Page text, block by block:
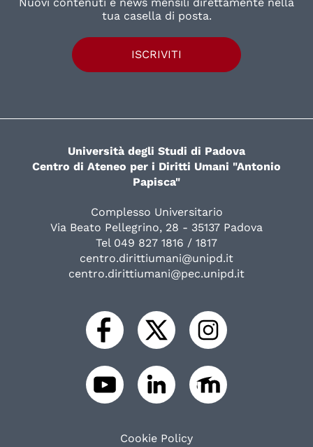
tua casella di posta.
ISCRIVITI
Università degli Studi di Padova
Centro di Ateneo per i Diritti Umani "Antonio
Papisca"
Complesso Universitario
Via Beato Pellegrino, 28 - 35137 Padova
Tel 049 827 1816 / 1817
centro.dirittiumani@unipd.it
centro.dirittiumani@pec.unipd.it
Cookie Policy